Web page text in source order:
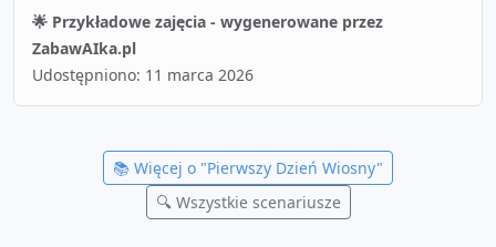
🌟 Przykładowe zajęcia - wygenerowane przez
ZabawAIka.pl
Udostępniono: 11 marca 2026
📚 Więcej o "Pierwszy Dzień Wiosny"
🔍 Wszystkie scenariusze